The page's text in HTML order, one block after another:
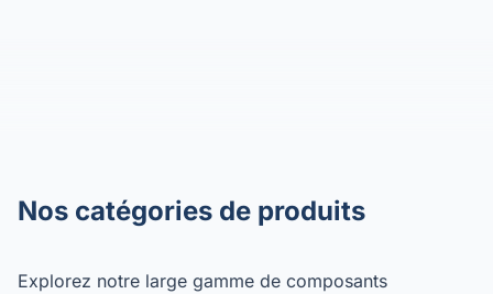
Nos catégories de produits
Explorez notre large gamme de composants